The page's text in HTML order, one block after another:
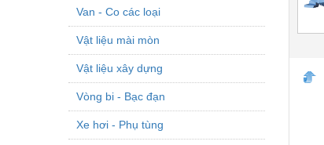
Van - Co các loại
Vật liệu mài mòn
Vật liệu xây dựng
Vòng bi - Bạc đạn
Xe hơi - Phụ tùng